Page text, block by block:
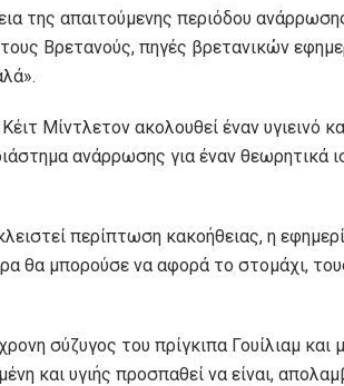
της απαιτούμενης περιόδου
Βρετανούς, πηγές βρετανικών
Μίντλετον ακολουθεί έναν υγιεινό
ανάρρωσης για έναν θεωρητικά
περίπτωση κακοήθειας, η
θα μπορούσε να αφορά το στομάχι,
σύζυγος του πρίγκιπα Γουίλιαμ και
και υγιής προσπαθεί να είναι,